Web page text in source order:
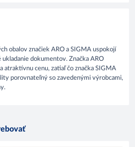
obalov značiek ARO a SIGMA uspokojí
dokumentov. Značka ARO
atraktívnu cenu, zatiaľ čo značka SIGMA
porovnateľný so zavedenými výrobcami,